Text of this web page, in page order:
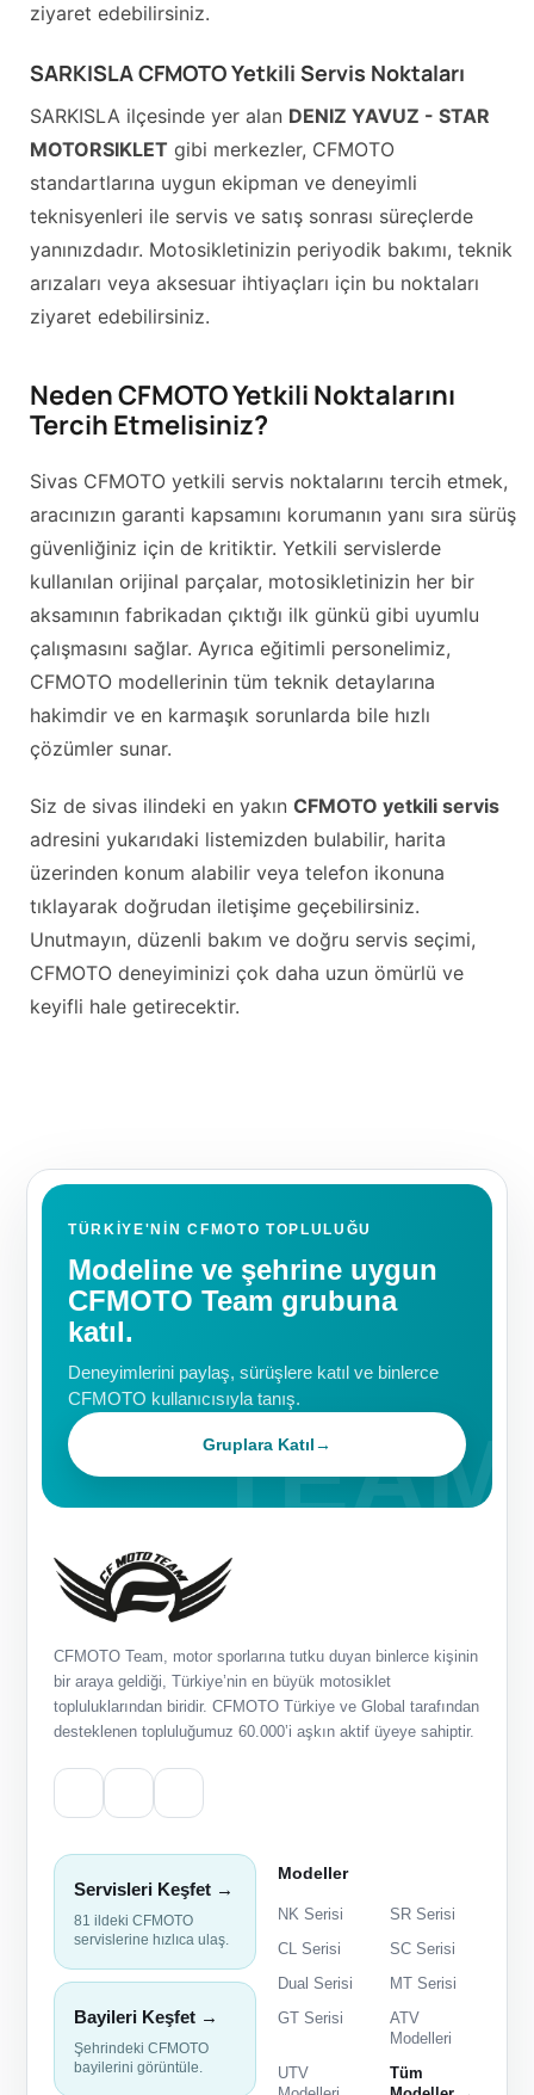
ziyaret edebilirsiniz.
SARKISLA CFMOTO Yetkili Servis Noktaları
SARKISLA ilçesinde yer alan DENIZ YAVUZ - STAR
MOTORSIKLET gibi merkezler, CFMOTO
standartlarına uygun ekipman ve deneyimli
teknisyenleri ile servis ve satış sonrası süreçlerde
yanınızdadır. Motosikletinizin periyodik bakımı, teknik
arızaları veya aksesuar ihtiyaçları için bu noktaları
ziyaret edebilirsiniz.
Neden CFMOTO Yetkili Noktalarını
Tercih Etmelisiniz?
Sivas CFMOTO yetkili servis noktalarını tercih etmek,
aracınızın garanti kapsamını korumanın yanı sıra sürüş
güvenliğiniz için de kritiktir. Yetkili servislerde
kullanılan orijinal parçalar, motosikletinizin her bir
aksamının fabrikadan çıktığı ilk günkü gibi uyumlu
çalışmasını sağlar. Ayrıca eğitimli personelimiz,
CFMOTO modellerinin tüm teknik detaylarına
hakimdir ve en karmaşık sorunlarda bile hızlı
çözümler sunar.
Siz de sivas ilindeki en yakın CFMOTO yetkili servis
adresini yukarıdaki listemizden bulabilir, harita
üzerinden konum alabilir veya telefon ikonuna
tıklayarak doğrudan iletişime geçebilirsiniz.
Unutmayın, düzenli bakım ve doğru servis seçimi,
CFMOTO deneyiminizi çok daha uzun ömürlü ve
keyifli hale getirecektir.
TÜRKIYE'NIN CFMOTO TOPLULUĞU
Modeline ve şehrine uygun
CFMOTO Team grubuna
katıl.
Deneyimlerini paylaş, sürüşlere katıl ve binlerce
CFMOTO kullanıcısıyla tanış.
Gruplara Katıl→
CFMOTO Team, motor sporlarına tutku duyan binlerce kişinin
bir araya geldiği, Türkiye’nin en büyük motosiklet
topluluklarından biridir. CFMOTO Türkiye ve Global tarafından
desteklenen topluluğumuz 60.000’i aşkın aktif üyeye sahiptir.
Servisleri Keşfet →
81 ildeki CFMOTO
servislerine hızlıca ulaş.
Bayileri Keşfet →
Şehrindeki CFMOTO
bayilerini görüntüle.
Modeller
NK Serisi
SR Serisi
CL Serisi
SC Serisi
Dual Serisi
MT Serisi
GT Serisi
ATV
Modelleri
UTV
Tüm